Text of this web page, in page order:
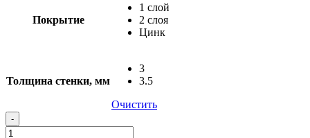
Покрытие
1 слой
2 слоя
Цинк
Толщина стенки, мм
3
3.5
Очистить
Quantity
-